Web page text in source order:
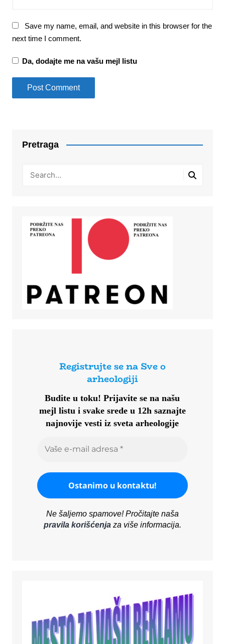
Save my name, email, and website in this browser for the
next time I comment.
Da, dodajte me na vašu mejl listu
Pretraga
Registrujte se na Sve o
arheologiji
Budite u toku!Prijavite se na našu
mejl listu i svake srede u 12h saznajte
najnovije vesti iz sveta arheologije
Ne šaljemo spamove! Pročitajte naša
pravila korišćenjaza više informacija.